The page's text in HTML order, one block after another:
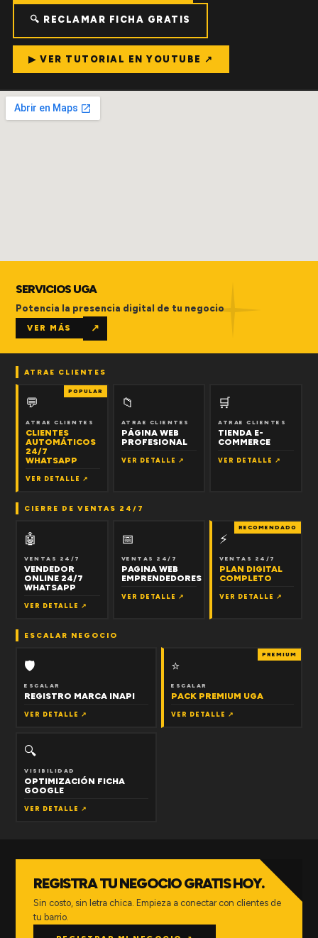
🔍 RECLAMAR FICHA GRATIS
▶ VER TUTORIAL EN YOUTUBE ↗
SERVICIOS UGA
Potencia la presencia digital de tu negocio
VER MÁS ↗
ATRAE CLIENTES
POPULAR
💬
ATRAE CLIENTES
CLIENTES
AUTOMÁTICOS
24/7
WHATSAPP
VER DETALLE ↗
📁
ATRAE CLIENTES
PÁGINA WEB
PROFESIONAL
VER DETALLE ↗
🛒
ATRAE CLIENTES
TIENDA E-
COMMERCE
VER DETALLE ↗
CIERRE DE VENTAS 24/7
🤖
VENTAS 24/7
VENDEDOR
ONLINE 24/7
WHATSAPP
VER DETALLE ↗
📅
VENTAS 24/7
PAGINA WEB
EMPRENDEDORES
VER DETALLE ↗
RECOMENDADO
⚡
VENTAS 24/7
PLAN DIGITAL
COMPLETO
VER DETALLE ↗
ESCALAR NEGOCIO
🛡
ESCALAR
REGISTRO MARCA INAPI
VER DETALLE ↗
PREMIUM
⭐
ESCALAR
PACK PREMIUM UGA
VER DETALLE ↗
🔍
VISIBILIDAD
OPTIMIZACIÓN FICHA
GOOGLE
VER DETALLE ↗
REGISTRA TU NEGOCIO GRATIS HOY.
Sin costo, sin letra chica. Empieza a conectar con clientes de
tu barrio.